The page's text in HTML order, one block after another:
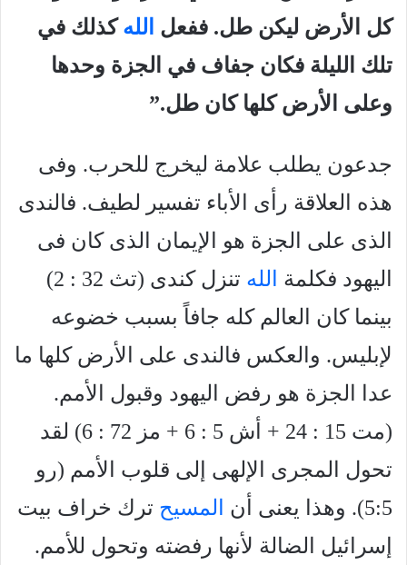
كل الأرض ليكن طل. ففعل اللهكذلك في
تلك الليلة فكان جفاف في الجزة وحدها
وعلى الأرض كلها كان طل.”
جدعون يطلب علامة ليخرج للحرب. وفى
هذه العلاقة رأى الأباء تفسير لطيف. فالندى
الذى على الجزة هو الإيمان الذى كان فى
اليهود فكلمة
الله
تنزل كندى (تث 32 : 2)
بينما كان العالم كله جافاً بسبب خضوعه
لإبليس. والعكس فالندى على الأرض كلها ما
عدا الجزة هو رفض اليهود وقبول الأمم.
(مت 15 : 24 + أش 5 : 6 + مز 72 : 6) لقد
تحول المجرى الإلهى إلى قلوب الأمم (رو
5:5). وهذا يعنى أن
المسيح ترك خراف بيت
إسرائيل الضالة لأنها رفضته وتحول للأمم.